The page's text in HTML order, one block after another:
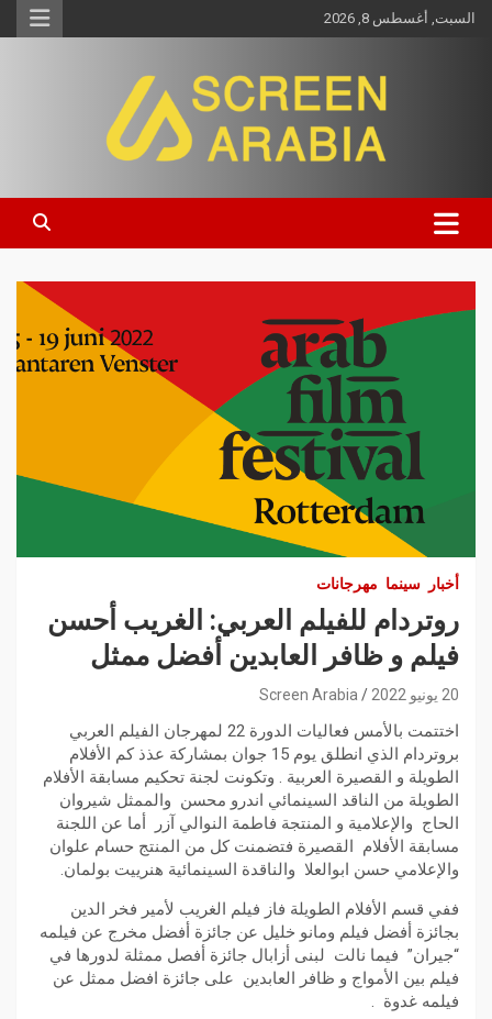
السبت, أغسطس 8, 2026
Screen Arabia
أخبار سينما مهرجانات
روتردام للفيلم العربي: الغريب أحسن
فيلم و ظافر العابدين أفضل ممثل
20 يونيو 2022 Screen Arabia
اختتمت بالأمس فعاليات الدورة 22 لمهرجان الفيلم العربي
بروتردام الذي انطلق يوم 15 جوان بمشاركة عذذ كم الأفلام
الطويلة و القصيرة العربية . وتكونت لجنة تحكيم مسابقة الأفلام
الطويلة من الناقد السينمائي اندرو محسن والممثل شيروان
الحاج والإعلامية و المنتجة فاطمة النوالي آزر أما عن اللجنة
مسابقة الأفلام القصيرة فتضمنت كل من المنتج حسام علوان
والإعلامي حسن ابوالعلا والناقدة السينمائية هنرييت بولمان.
ففي قسم الأفلام الطويلة فاز فيلم الغريب لأمير فخر الدين
بجائزة أفضل فيلم ومانو خليل عن جائزة أفضل مخرج عن فيلمه
“جيران” فيما نالت لبنى أزابال جائزة أفصل ممثلة لدورها في
فيلم بين الأمواج و ظافر العابدين على جائزة افضل ممثل عن
فيلمه غدوة .